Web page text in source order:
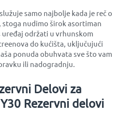
samo najbolje kada je reč o
nudimo širok asortiman
uređaj održati u vrhunskom
do kućišta, uključujući
ponuda obuhvata sve što vam
ili nadogradnju.
Delovi za
Rezervni delovi